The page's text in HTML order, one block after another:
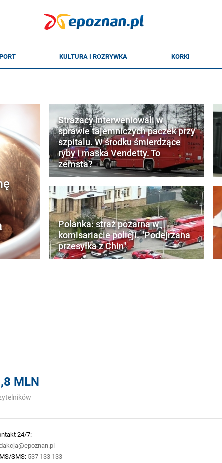
Strażacy interweniowali w
sprawie tajemniczych paczek przy
szpitalu. W środku śmierdzące
ryby i maska Vendetty. To
zemsta?
Polanka: straż pożarna w
komisariacie policji. "Podejrzana
przesyłka z Chin"
MLN
24/7:
SMS: 537 133 133